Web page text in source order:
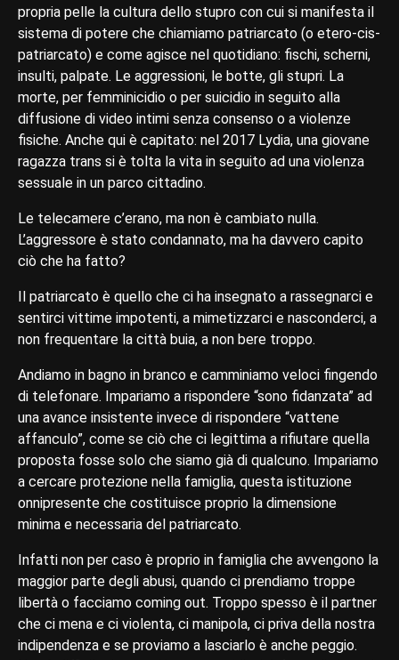
propria pelle la cultura dello stupro con cui si manifesta il
sistema di potere che chiamiamo patriarcato (o etero-cis-
patriarcato) e come agisce nel quotidiano: fischi, scherni,
insulti, palpate. Le aggressioni, le botte, gli stupri. La
morte, per femminicidio o per suicidio in seguito alla
diffusione di video intimi senza consenso o a violenze
fisiche. Anche qui è capitato: nel 2017 Lydia, una giovane
ragazza trans si è tolta la vita in seguito ad una violenza
sessuale in un parco cittadino.
Le telecamere c’erano, ma non è cambiato nulla.
L’aggressore è stato condannato, ma ha davvero capito
ciò che ha fatto?
Il patriarcato è quello che ci ha insegnato a rassegnarci e
sentirci vittime impotenti, a mimetizzarci e nasconderci, a
non frequentare la città buia, a non bere troppo.
Andiamo in bagno in branco e camminiamo veloci fingendo
di telefonare. Impariamo a rispondere “sono fidanzata” ad
una avance insistente invece di rispondere “vattene
affanculo”, come se ciò che ci legittima a rifiutare quella
proposta fosse solo che siamo già di qualcuno. Impariamo
a cercare protezione nella famiglia, questa istituzione
onnipresente che costituisce proprio la dimensione
minima e necessaria del patriarcato.
Infatti non per caso è proprio in famiglia che avvengono la
maggior parte degli abusi, quando ci prendiamo troppe
libertà o facciamo coming out. Troppo spesso è il partner
che ci mena e ci violenta, ci manipola, ci priva della nostra
indipendenza e se proviamo a lasciarlo è anche peggio.